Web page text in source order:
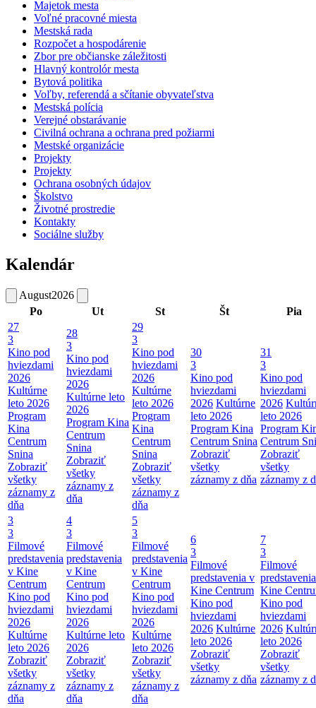
Majetok mesta
Voľné pracovné miesta
Mestská rada
Rozpočet a hospodárenie
Zbor pre občianske záležitosti
Hlavný kontrolór mesta
Bytová politika
Voľby, referendá a sčítanie obyvateľstva
Mestská polícia
Verejné obstarávanie
Civilná ochrana a ochrana pred požiarmi
Mestské organizácie
Projekty
Projekty
Ochrana osobných údajov
Školstvo
Životné prostredie
Kontakty
Sociálne služby
Kalendár
August2026
Po
Ut St Št
Pia
27
3
Kino pod
hviezdami
2026
Kultúrne
leto 2026
Program
Kina
Centrum
Snina
Zobraziť
všetky
záznamy z
dňa
28
3
Kino pod
hviezdami
2026
Kultúrne leto
2026
Program Kina
Centrum
Snina
Zobraziť
všetky
záznamy z
dňa
29
3
Kino pod
hviezdami
2026
Kultúrne
leto 2026
Program
Kina
Centrum
Snina
Zobraziť
všetky
záznamy z
dňa
30
3
Kino pod
hviezdami
2026 Kultúrne
leto 2026
Program Kina
Centrum Snina
Zobraziť
všetky
záznamy z dňa
31
3
Kino pod
hviezdami
2026
leto 2026
Program
Centrum
Zobraziť
všetky
záznamy z
3
3
Filmové
predstavenia
v Kine
Centrum
Kino pod
hviezdami
2026
Kultúrne
leto 2026
Zobraziť
všetky
záznamy z
dňa
4
3
Filmové
predstavenia
v Kine
Centrum
Kino pod
hviezdami
2026
Kultúrne leto
2026
Zobraziť
všetky
záznamy z
dňa
5
3
Filmové
predstavenia
v Kine
Centrum
Kino pod
hviezdami
2026
Kultúrne
leto 2026
Zobraziť
všetky
záznamy z
dňa
6
3
Filmové
predstavenia v
Kine Centrum
Kino pod
hviezdami
2026 Kultúrne
leto 2026
Zobraziť
všetky
záznamy z dňa
7
3
Filmové
Kine
Kino pod
hviezdami
2026
leto 2026
Zobraziť
všetky
záznamy z